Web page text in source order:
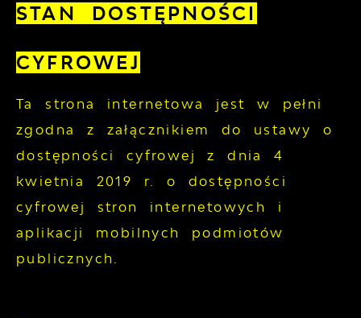
STAN DOSTĘPNOŚCI
CYFROWEJ
Ta strona internetowa jest w pełni
zgodna z załącznikiem do ustawy o
dostępności cyfrowej z dnia 4
kwietnia 2019 r. o dostępności
cyfrowej stron internetowych i
aplikacji mobilnych podmiotów
publicznych.